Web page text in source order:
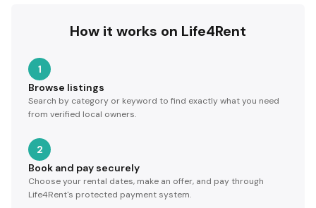
How it works on Life4Rent
1
Browse listings
Search by category or keyword to find exactly what you need
from verified local owners.
2
Book and pay securely
Choose your rental dates, make an offer, and pay through
Life4Rent's protected payment system.